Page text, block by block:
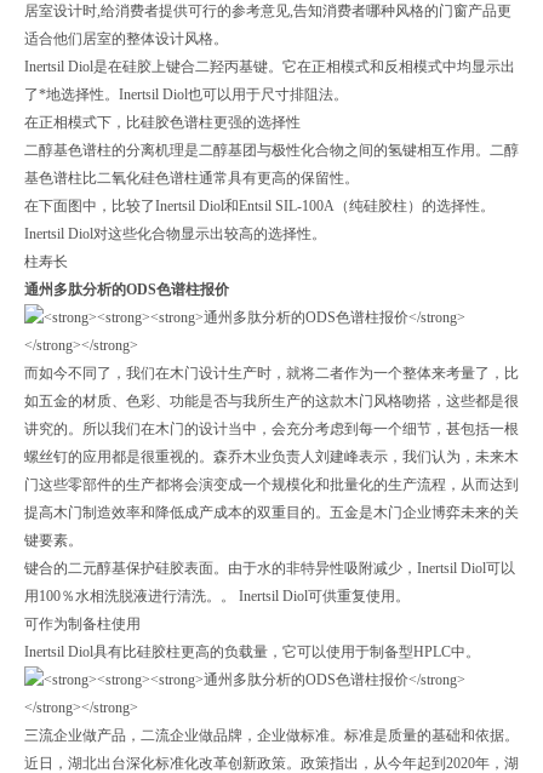
居室设计时,给消费者提供可行的参考意见,告知消费者哪种风格的门窗产品更
适合他们居室的整体设计风格。
Inertsil Diol是在硅胶上键合二羟丙基键。它在正相模式和反相模式中均显示出
了*地选择性。Inertsil Diol也可以用于尺寸排阻法。
在正相模式下，比硅胶色谱柱更强的选择性
二醇基色谱柱的分离机理是二醇基团与极性化合物之间的氢键相互作用。二醇
基色谱柱比二氧化硅色谱柱通常具有更高的保留性。
在下面图中，比较了Inertsil Diol和Entsil SIL-100A（纯硅胶柱）的选择性。
Inertsil Diol对这些化合物显示出较高的选择性。
柱寿长
通州多肽分析的ODS色谱柱报价
而如今不同了，我们在木门设计生产时，就将二者作为一个整体来考量了，比
如五金的材质、色彩、功能是否与我所生产的这款木门风格吻搭，这些都是很
讲究的。所以我们在木门的设计当中，会充分考虑到每一个细节，甚包括一根
螺丝钉的应用都是很重视的。森乔木业负责人刘建峰表示，我们认为，未来木
门这些零部件的生产都将会演变成一个规模化和批量化的生产流程，从而达到
提高木门制造效率和降低成产成本的双重目的。五金是木门企业博弈未来的关
键要素。
键合的二元醇基保护硅胶表面。由于水的非特异性吸附减少，Inertsil Diol可以
用100％水相洗脱液进行清洗。。 Inertsil Diol可供重复使用。
可作为制备柱使用
Inertsil Diol具有比硅胶柱更高的负载量，它可以使用于制备型HPLC中。
三流企业做产品，二流企业做品牌，企业做标准。标准是质量的基础和依据。
近日，湖北出台深化标准化改革创新政策。政策指出，从今年起到2020年，湖